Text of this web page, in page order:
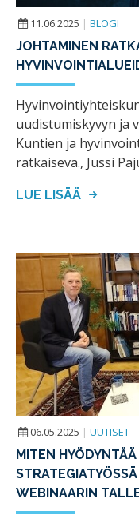
11.06.2025 | BLOGI
JOHTAMINEN
uudistumiskyvyn ja
Kuntien ja
ratkaiseva., Jussi
LUE LISÄÄ
06.05.2025 | UUTISET
MITEN
WEBINAARIN